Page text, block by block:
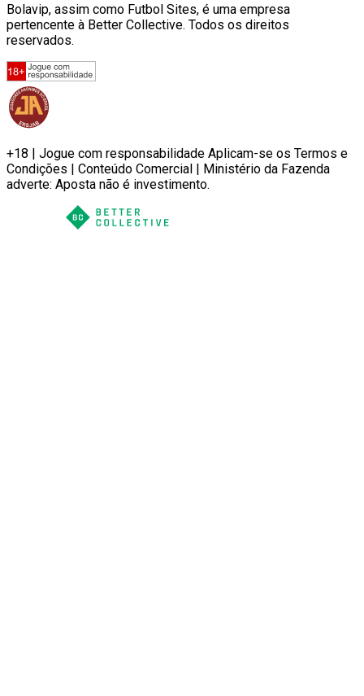
Bolavip, assim como Futbol Sites, é uma empresa
pertencente à Better Collective. Todos os direitos
reservados.
+18 | Jogue com responsabilidade Aplicam-se os Termos e
Condições | Conteúdo Comercial | Ministério da Fazenda
adverte: Aposta não é investimento.